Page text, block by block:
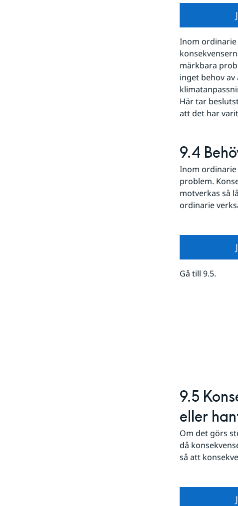
Inom
märkbara
inget behov
Här tar
att det har
9.4
Inom
problem.
motverkas så
ordinarie
Gå till 9.5.
9.5
eller
Om det görs
då
så att